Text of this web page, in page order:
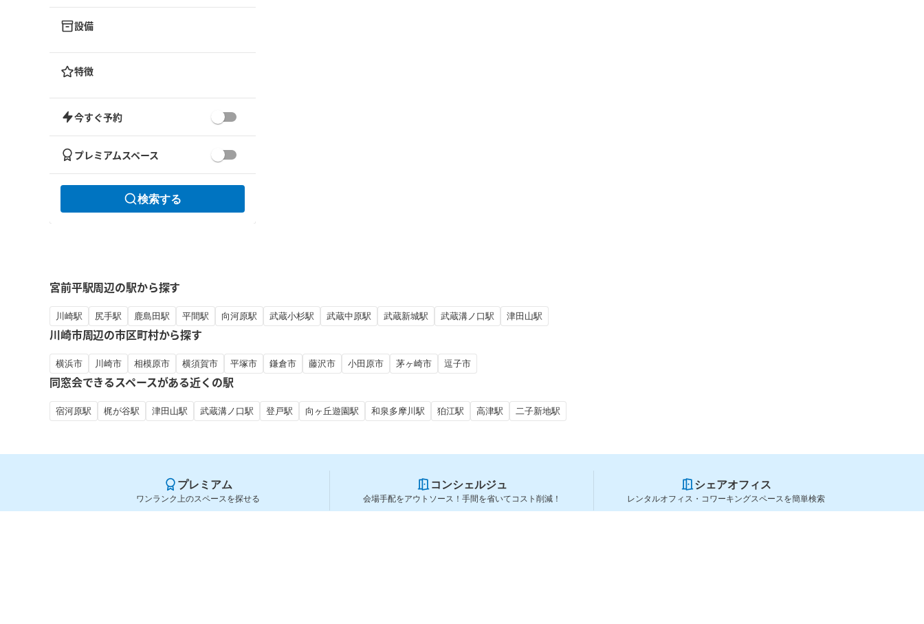
設備
特徴
今すぐ予約
プレミアムスペース
検索する
宮前平駅周辺の駅から探す
川崎駅 尻手駅 鹿島田駅 平間駅 向河原駅 武蔵小杉駅 武蔵中原駅 武蔵新城駅 武蔵溝ノ口駅 津田山駅
川崎市周辺の市区町村から探す
横浜市 川崎市 相模原市 横須賀市 平塚市 鎌倉市 藤沢市 小田原市 茅ヶ崎市 逗子市
同窓会できるスペースがある近くの駅
宿河原駅 梶が谷駅 津田山駅 武蔵溝ノ口駅 登戸駅 向ヶ丘遊園駅 和泉多摩川駅 狛江駅 高津駅 二子新地駅
プレミアム
ワンランク上のスペースを探せる
コンシェルジュ
会場手配をアウトソース！手間を省いてコスト削減！
シェアオフィス
レンタルオフィス・コワーキングスペースを簡単検索